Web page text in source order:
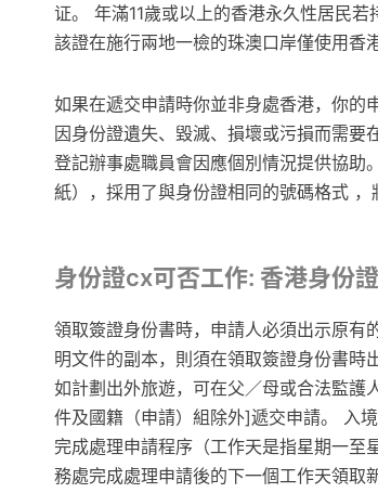
证。 年滿11歲或以上的香港永久性居民
該證在施行兩地一檢的珠澳口岸僅使用香
如果在遞交申請時你並非身處香港，你
因身份證遺失、毀滅、損壞或污損而需要
登記辦事處職員會因應個別情況提供協
紙），採用了與身份證相同的號碼格式 ，
身份證cx可否工作: 香港身份
領取簽證身份書時，申請人必須出示原有
明文件的副本，則須在領取簽證身份書時
如計劃出外旅遊，可在父／母或合法監護
件及國籍（申請）組除外]遞交申請。 入
完成處理申請程序（工作天是指星期一
務處完成處理申請後的下一個工作天領取